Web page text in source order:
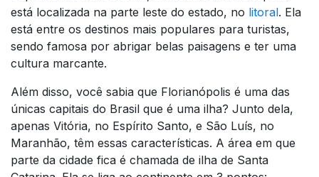
está localizada na parte leste do estado, no litoral. Ela
está entre os destinos mais populares para turistas,
sendo famosa por abrigar belas paisagens e ter uma
cultura marcante.
Além disso, você sabia que Florianópolis é uma das
únicas capitais do Brasil que é uma ilha? Junto dela,
apenas Vitória, no Espírito Santo, e São Luís, no
Maranhão, têm essas características. A área em que
parte da cidade fica é chamada de ilha de Santa